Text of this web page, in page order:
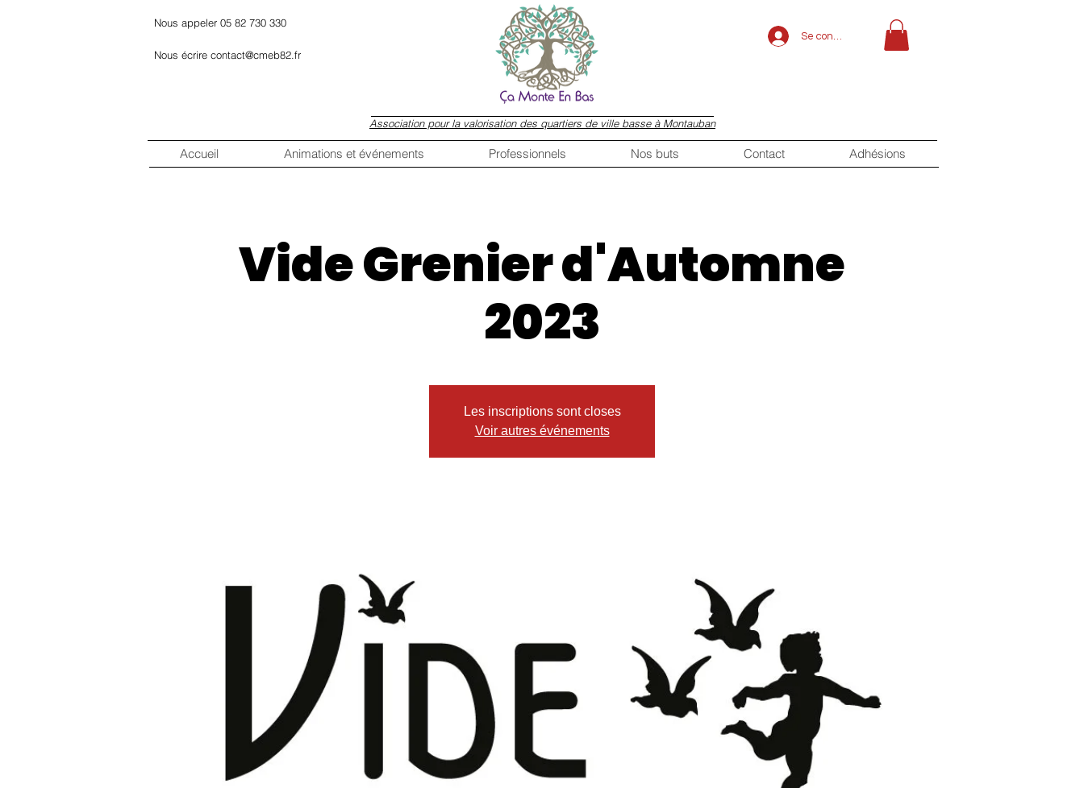
Nous appeler 05 82 730 330
Nous écrire contact@cmeb82.fr
Se connecter
Association pour la valorisation des quartiers de ville basse à Montauban
Accueil Animations et événements Professionnels Nos buts Contact Adhésions
Vide Grenier d'Automne
2023
Les inscriptions sont closes
Voir autres événements